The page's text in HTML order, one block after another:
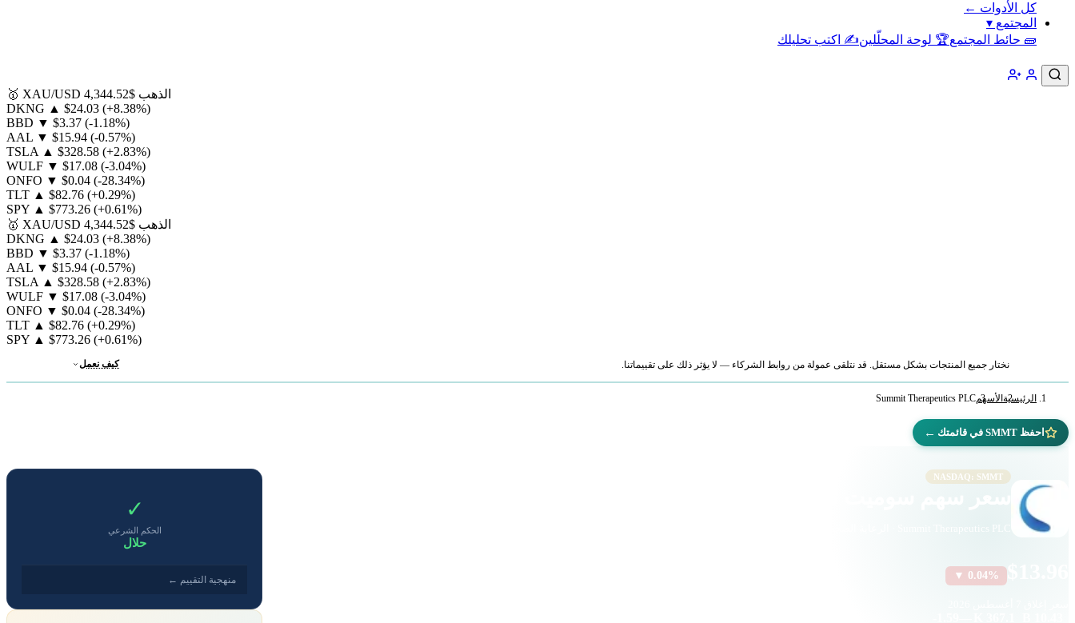
كل الأدوات ←
المجتمع ▾
🧱 حائط المجتمع🏆 لوحة المحلّلين✍️ اكتب تحليلك
🥇 XAU/USD الذهب $4,344.52
DKNG ▲ $24.03 (+8.38%)
BBD ▼ $3.37 (-1.18%)
AAL ▼ $15.94 (-0.57%)
TSLA ▲ $328.58 (+2.83%)
WULF ▼ $17.08 (-3.04%)
ONFO ▼ $0.04 (-28.34%)
TLT ▲ $82.76 (+0.29%)
SPY ▲ $773.26 (+0.61%)
🥇 XAU/USD الذهب $4,344.52
DKNG ▲ $24.03 (+8.38%)
BBD ▼ $3.37 (-1.18%)
AAL ▼ $15.94 (-0.57%)
TSLA ▲ $328.58 (+2.83%)
WULF ▼ $17.08 (-3.04%)
ONFO ▼ $0.04 (-28.34%)
TLT ▲ $82.76 (+0.29%)
SPY ▲ $773.26 (+0.61%)
نختار جميع المنتجات بشكل مستقل. قد نتلقى عمولة من روابط الشركاء — لا يؤثر ذلك على تقييماتنا. كيف نعمل
الرئيسية الأسهمSummit Therapeutics PLC
احفظ SMMT في قائمتك ←
NASDAQ: SMMT
▼ 0.04%
✓
الحكم الشرعي
حلال
منهجية التقييم ←